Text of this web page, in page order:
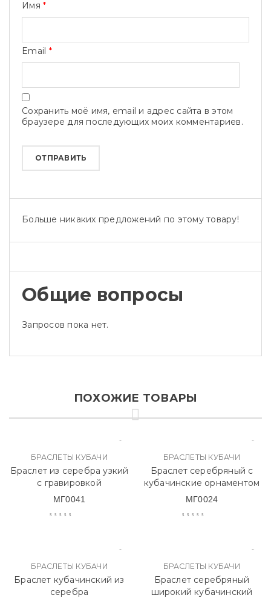
Имя *
Email *
Сохранить моё имя, email и адрес сайта в этом
браузере для последующих моих комментариев.
Больше никаких предложений по этому товару!
Общие вопросы
Запросов пока нет.
ПОХОЖИЕ ТОВАРЫ
БРАСЛЕТЫ КУБАЧИ
Браслет из серебра узкий
с гравировкой
МГ0041
БРАСЛЕТЫ КУБАЧИ
Браслет серебряный с
кубачинские орнаментом
МГ0024
БРАСЛЕТЫ КУБАЧИ
Браслет кубачинский из
серебра
БРАСЛЕТЫ КУБАЧИ
Браслет серебряный
широкий кубачинский